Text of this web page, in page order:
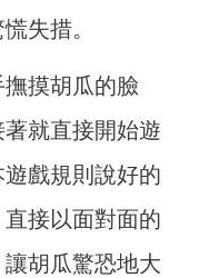
失措。
摸胡瓜的臉
就直接開始遊
戲規則說好的
接以面對面的
胡瓜驚恐地大